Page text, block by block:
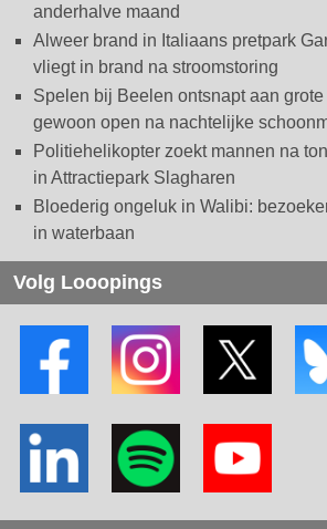
anderhalve maand
Alweer brand in Italiaans pretpark
vliegt in brand na stroomstoring
Spelen bij Beelen ontsnapt aan
gewoon open na nachtelijke
Politiehelikopter zoekt mannen na
in Attractiepark Slagharen
Bloederig ongeluk in Walibi:
in waterbaan
Volg Looopings